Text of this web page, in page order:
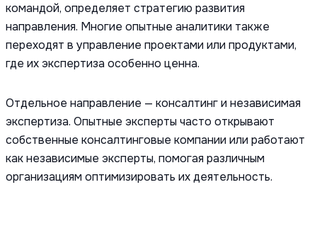
командой, определяет стратегию развития
направления. Многие опытные аналитики также
переходят в управление проектами или продуктами,
где их экспертиза особенно ценна.
Отдельное направление — консалтинг и независимая
экспертиза. Опытные эксперты часто открывают
собственные консалтинговые компании или работают
как независимые эксперты, помогая различным
организациям оптимизировать их деятельность.